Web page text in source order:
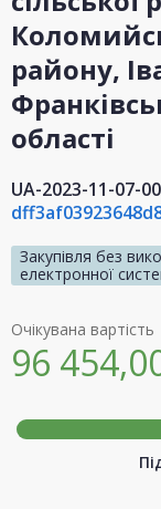
району,
області
UA-2023-11-07-
Закупівля без
електронної
Очікувана вартість
96